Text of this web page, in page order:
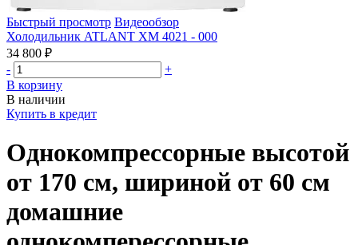
Быстрый просмотр Видеообзор
Холодильник ATLANT ХМ 4021 - 000
34 800 ₽
-
+
В корзину
В наличии
Купить в кредит
Однокомпрессорные высотой
от 170 см, шириной от 60 см
домашние